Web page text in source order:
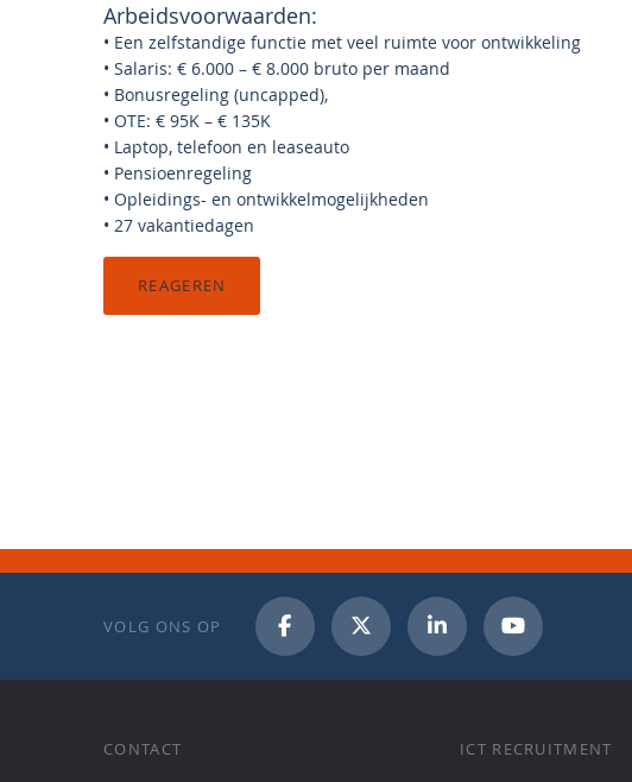
Arbeidsvoorwaarden:
• Een zelfstandige functie met veel ruimte voor ontwikkeling
• Salaris: € 6.000 – € 8.000 bruto per maand
• Bonusregeling (uncapped),
• OTE: € 95K – € 135K
• Laptop, telefoon en leaseauto
• Pensioenregeling
• Opleidings- en ontwikkelmogelijkheden
• 27 vakantiedagen
REAGEREN
VOLG ONS OP
CONTACT ICT RECRUITMENT